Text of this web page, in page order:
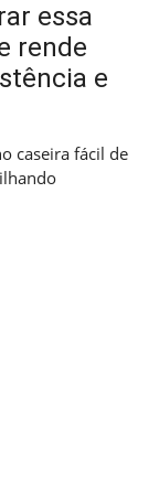
essa
rende
e
caseira fácil de